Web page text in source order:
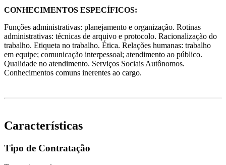
CONHECIMENTOS ESPECÍFICOS:
Funções administrativas: planejamento e organização. Rotinas
administrativas: técnicas de arquivo e protocolo. Racionalização do
trabalho. Etiqueta no trabalho. Ética. Relações humanas: trabalho
em equipe; comunicação interpessoal; atendimento ao público.
Qualidade no atendimento. Serviços Sociais Autônomos.
Conhecimentos comuns inerentes ao cargo.
Características
Tipo de Contratação